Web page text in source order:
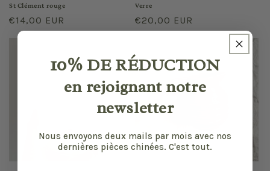
St Clément rouge
Prix
habituel
€14,00 EUR
Verre
Prix
habituel
€20,00 EUR
10% DE RÉDUCTION
en rejoignant notre
newsletter
Nous envoyons deux mails par mois avec nos
dernières pièces chinées. C'est tout.